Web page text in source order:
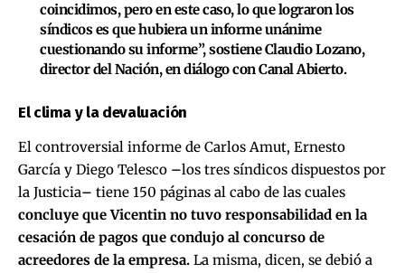
coincidimos, pero en este caso, lo que lograron los
síndicos es que hubiera un informe unánime
cuestionando su informe”, sostiene Claudio Lozano,
director del Nación, en diálogo con Canal Abierto.
El clima y la devaluación
El controversial informe de Carlos Amut, Ernesto
García y Diego Telesco –los tres síndicos dispuestos por
la Justicia– tiene 150 páginas al cabo de las cuales
concluye que Vicentin no tuvo responsabilidad en la
cesación de pagos que condujo al concurso de
acreedores de la empresa. La misma, dicen, se debió a